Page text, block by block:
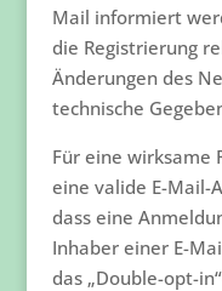
Mail informiert
die Registrierung
Änderungen des
technische
Für eine wirksame
eine valide E-Mail-
dass eine
Inhaber einer E-
das „Double-opt-